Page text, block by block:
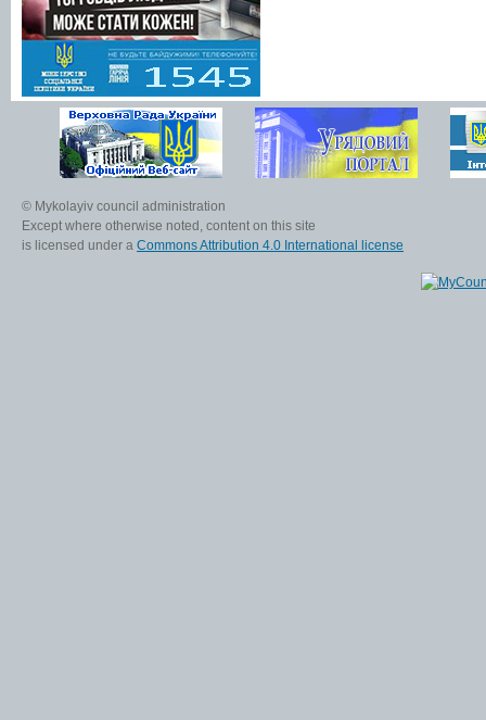
© Mykolayiv council administration
Except where otherwise noted, content on this site
is licensed under a Commons Attribution 4.0 International license